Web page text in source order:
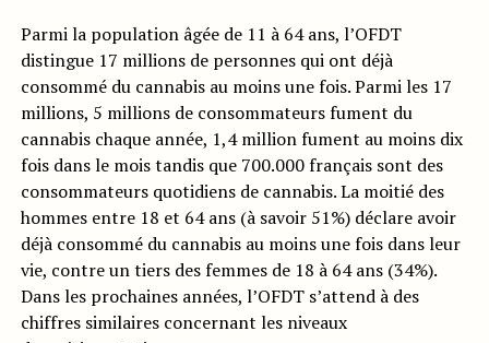
Parmi la population âgée de 11 à 64 ans, l’OFDT
distingue 17 millions de personnes qui ont déjà
consommé du cannabis au moins une fois. Parmi les 17
millions, 5 millions de consommateurs fument du
cannabis chaque année, 1,4 million fument au moins dix
fois dans le mois tandis que 700.000 français sont des
consommateurs quotidiens de cannabis. La moitié des
hommes entre 18 et 64 ans (à savoir 51%) déclare avoir
déjà consommé du cannabis au moins une fois dans leur
vie, contre un tiers des femmes de 18 à 64 ans (34%).
Dans les prochaines années, l’OFDT s’attend à des
chiffres similaires concernant les niveaux